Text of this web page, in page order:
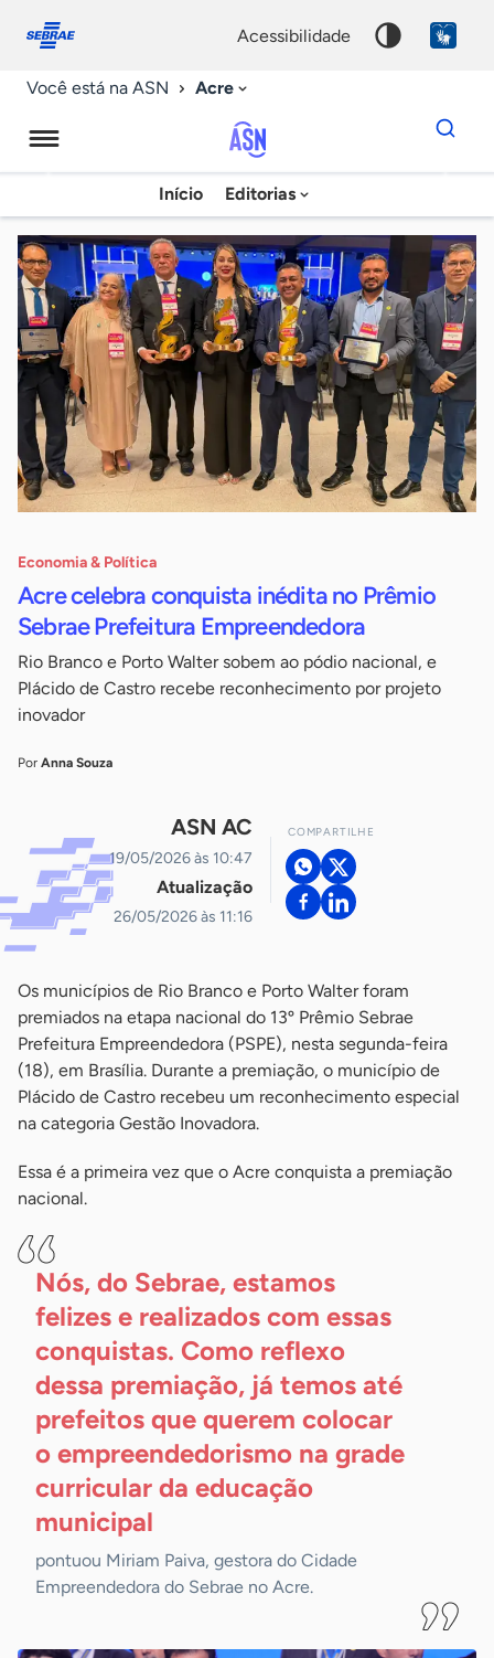
conosco
acessibilidade
Você está na ASN Acre
Agência
Sebrae
de
Notícias
Início Editorias
Dados
para
chave
Economia & Política
Acre celebra conquista inédita no Prêmio
Sebrae Prefeitura Empreendedora
Rio Branco e Porto Walter sobem ao pódio nacional, e
Plácido de Castro recebe reconhecimento por projeto
inovador
Por Anna Souza
ASN AC
19/05/2026 às 10:47
Atualização
26/05/2026 às 11:16
COMPARTILHE
Os municípios de Rio Branco e Porto Walter foram
premiados na etapa nacional do 13º Prêmio Sebrae
Prefeitura Empreendedora (PSPE), nesta segunda-feira
(18), em Brasília. Durante a premiação, o município de
Plácido de Castro recebeu um reconhecimento especial
na categoria Gestão Inovadora.
Essa é a primeira vez que o Acre conquista a premiação
nacional.
Nós, do Sebrae, estamos
felizes e realizados com essas
conquistas. Como reflexo
dessa premiação, já temos até
prefeitos que querem colocar
o empreendedorismo na grade
curricular da educação
municipal
pontuou Miriam Paiva, gestora do Cidade
Empreendedora do Sebrae no Acre.